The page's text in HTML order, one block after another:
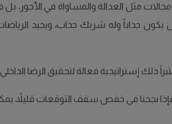
مثل العدالة والمساواة في الأجور،
يكون جذاباً وله شريك جذاب، ويجيد
نجحنا في خفض سقف التوقعات قليلاً،